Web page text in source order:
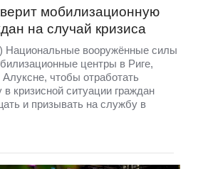
мобилизационную
на случай кризиса
Национальные вооружённые силы
центры в Риге,
чтобы отработать
в кризисной ситуации граждан
и призывать на службу в